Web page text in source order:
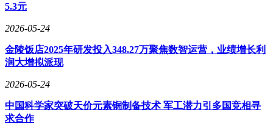
判决结果引发广泛热议，新华社也对此进行点评。文中指出，
汽车销售模式创新不能踩踏公平交易红线，预售模式虽能提质
益。这篇点评虽未直接提及雷军，但无疑给他敲响了警钟。
在营销创新的同时，不能忽视公平底线，所有营销方式都应以
保障用户权益为前提，不能为追求效率牺牲公平。在品牌扩张
过程中，雷军作为决策者需平衡发展速度和服务质量，守
住“用户至上”的初心。此次事件也为整个新能源汽车行业提供
5.3元
2026-05-24
金陵饭店2025年研发投入348.27万聚焦数智运营，业绩增长利
润大增拟派现
2026-05-24
中国科学家突破天价元素锎制备技术 军工潜力引多国竞相寻
求合作